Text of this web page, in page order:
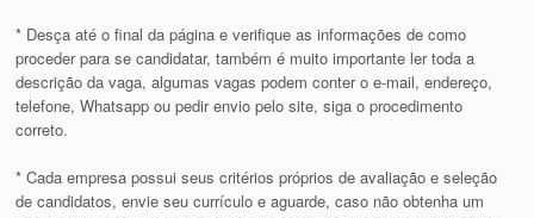
* Desça até o final da página e verifique as informações de como
proceder para se candidatar, também é muito importante ler toda a
descrição da vaga, algumas vagas podem conter o e-mail, endereço,
telefone, Whatsapp ou pedir envio pelo site, siga o procedimento
correto.
* Cada empresa possui seus critérios próprios de avaliação e seleção
de candidatos, envie seu currículo e aguarde, caso não obtenha um